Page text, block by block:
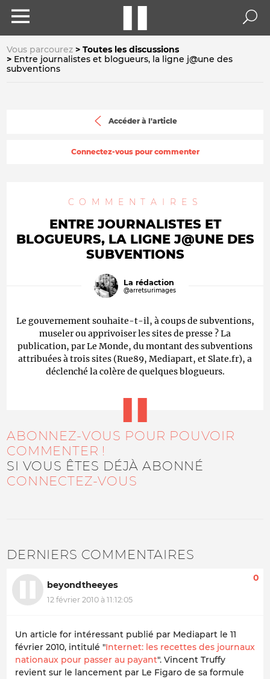
Vous parcourez
Toutes les discussions
Entre journalistes et blogueurs, la ligne j@une des
subventions
Accéder à l'article
Connectez-vous pour commenter
COMMENTAIRES
ENTRE JOURNALISTES ET
BLOGUEURS, LA LIGNE J@UNE DES
SUBVENTIONS
La rédaction
@arretsurimages
Le gouvernement souhaite-t-il, à coups de subventions,
museler ou apprivoiser les sites de presse ? La
publication, par Le Monde, du montant des subventions
attribuées à trois sites (Rue89, Mediapart, et Slate.fr), a
déclenché la colère de quelques blogueurs.
ABONNEZ-VOUS POUR POUVOIR
COMMENTER !
SI VOUS ÊTES DÉJÀ ABONNÉ
CONNECTEZ-VOUS
DERNIERS COMMENTAIRES
beyondtheeyes
12 février 2010 à 11:12:05
0
Un article for intéressant publié par Mediapart le 11
février 2010, intitulé "Internet: les recettes des journaux
nationaux pour passer au payant". Vincent Truffy
revient sur le lancement par Le Figaro de sa formule